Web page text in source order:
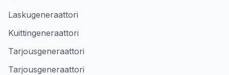
Laskugeneraattori
Kuittingeneraattori
Tarjousgeneraattori
Tarjousgeneraattori